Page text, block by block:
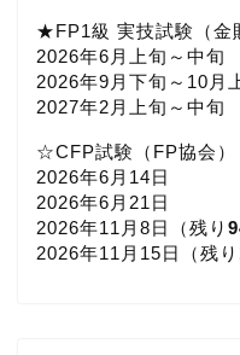
★FP1級 実技試験（金
2026年6月上旬～中旬
2026年9月下旬～10月
2027年2月上旬～中旬
☆CFP試験（FP協会）
2026年6月14日
2026年6月21日
2026年11月8日（残り
2026年11月15日（残り